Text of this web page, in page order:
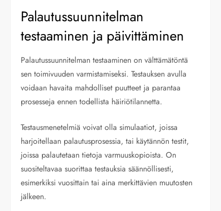
Palautussuunnitelman
testaaminen ja päivittäminen
Palautussuunnitelman testaaminen on välttämätöntä
sen toimivuuden varmistamiseksi. Testauksen avulla
voidaan havaita mahdolliset puutteet ja parantaa
prosesseja ennen todellista häiriötilannetta.
Testausmenetelmiä voivat olla simulaatiot, joissa
harjoitellaan palautusprosessia, tai käytännön testit,
joissa palautetaan tietoja varmuuskopioista. On
suositeltavaa suorittaa testauksia säännöllisesti,
esimerkiksi vuosittain tai aina merkittävien muutosten
jälkeen.